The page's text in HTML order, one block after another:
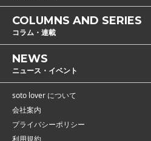
COLUMNS AND SERIES
コラム・連載
NEWS
ニュース・イベント
soto lover について
会社案内
プライバシーポリシー
利用規約